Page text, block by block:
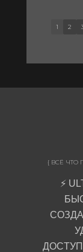
1 2
{ ВСЁ ЧТО
⚡